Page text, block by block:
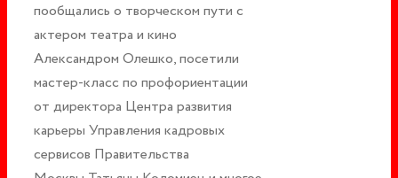
пообщались о творческом пути с
актером театра и кино
Александром Олешко, посетили
мастер-класс по профориентации
от директора Центра развития
карьеры Управления кадровых
сервисов Правительства